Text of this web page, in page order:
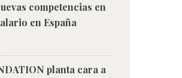
competencias en
en España
planta cara a